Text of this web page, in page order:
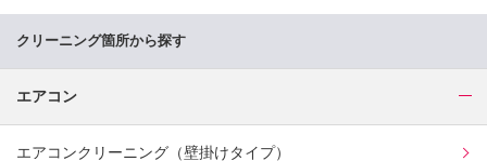
クリーニング箇所から探す
エアコン
エアコンクリーニング（壁掛けタイプ）